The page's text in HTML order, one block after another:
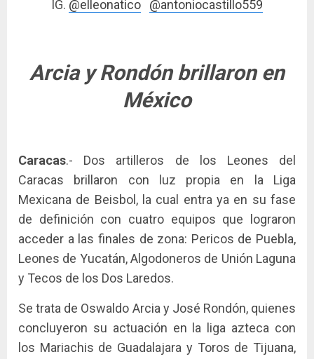
IG. @elleonatico @antoniocastillo559
Arcia y Rondón brillaron en
México
Caracas.- Dos artilleros de los Leones del
Caracas brillaron con luz propia en la Liga
Mexicana de Beisbol, la cual entra ya en su fase
de definición con cuatro equipos que lograron
acceder a las finales de zona: Pericos de Puebla,
Leones de Yucatán, Algodoneros de Unión Laguna
y Tecos de los Dos Laredos.
Se trata de Oswaldo Arcia y José Rondón, quienes
concluyeron su actuación en la liga azteca con
los Mariachis de Guadalajara y Toros de Tijuana,